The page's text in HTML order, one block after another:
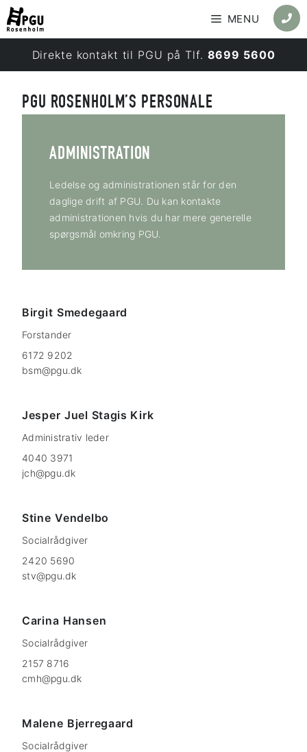
Skip
to
content
MENU
Direkte kontakt til PGU på Tlf. 8699 5600
PGU ROSENHOLM’S PERSONALE
ADMINISTRATION
Ledelse og administrationen står for den
daglige drift af PGU. Du kan kontakte
administrationen hvis du har mere generelle
spørgsmål omkring PGU.
Birgit Smedegaard
Forstander
6172 9202
bsm@pgu.dk
Jesper Juel Stagis Kirk
Administrativ leder
4040 3971
jch@pgu.dk
Stine Vendelbo
Socialrådgiver
2420 5690
stv@pgu.dk
Carina Hansen
Socialrådgiver
2157 8716
cmh@pgu.dk
Malene Bjerregaard
Socialrådgiver